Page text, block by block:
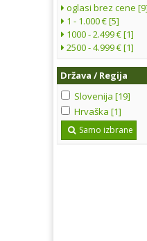
oglasi brez cene [9]
1 - 1.000 € [5]
1000 - 2.499 € [1]
2500 - 4.999 € [1]
Država / Regija
Slovenija [19]
Hrvaška [1]
Samo izbrane